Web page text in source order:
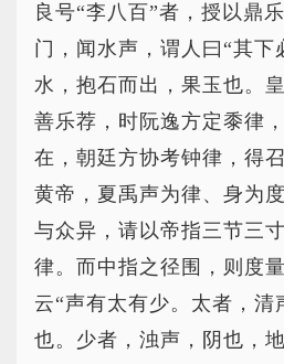
良号“李八百”者，授以鼎
门，闻水声，谓人曰“其下
水，抱石而出，果玉也。
善乐荐，时阮逸方定黍律
在，朝廷方协考钟律，得
黄帝，夏禹声为律、身为
与众异，请以帝指三节三
律。而中指之径围，则度
云“声有太有少。太者，清
也。少者，浊声，阴也，